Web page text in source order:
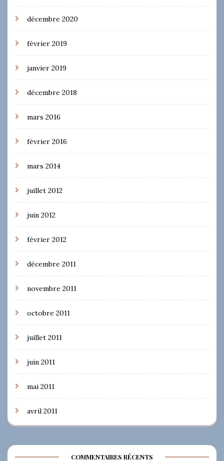
décembre 2020
février 2019
janvier 2019
décembre 2018
mars 2016
février 2016
mars 2014
juillet 2012
juin 2012
février 2012
décembre 2011
novembre 2011
octobre 2011
juillet 2011
juin 2011
mai 2011
avril 2011
COMMENTAIRES RÉCENTS